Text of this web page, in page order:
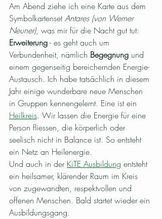
Am Abend ziehe ich eine Karte aus dem
Symbolkartenset Antares (von Werner
Neuner), was mir für die Nacht gut tut:
Erweiterung - es geht auch um
Verbundenheit, nämlich Begegnung und
einem gegenseitig bereichernden Energie-
Austausch. Ich habe tatsächlich in diesem
Jahr einige wunderbare neue Menschen
in Gruppen kennengelernt. Eine ist ein
Heilkreis. Wir lassen die Energie für eine
Person fliessen, die körperlich oder
seelisch nicht in Balance ist. So entsteht
ein Netz an Heilenergie.
Und auch in der KiTE Ausbildung entsteht
ein heilsamer, klärender Raum im Kreis
von zugewandten, respektvollen und
offenen Menschen. Bald startet wieder ein
Ausbildungsgang.